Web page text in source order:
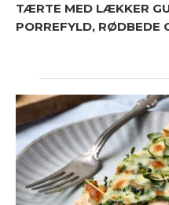
TÆRTE MED LÆKKER
PORREFYLD, RØDBEDE